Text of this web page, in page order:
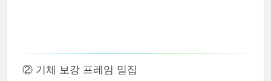
② 기체 보강 프레임 밀집